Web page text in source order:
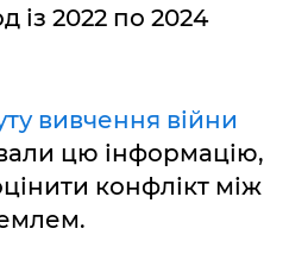
із 2022 по 2024
вивчення війни
цю інформацію,
конфлікт між